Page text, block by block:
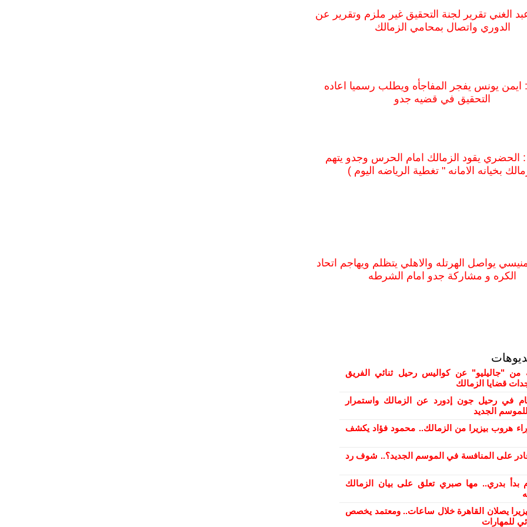
عبد الغني تقرير لجنة التحقيق غير ملزم وتقرير عن
الدوري واتصال بمحامي الزمالك
: ايمن يونس يفجر المفاجأه ويطلب رسميا اعاده
التحقيق في قضيه جدو
: الحضري يقود الزمالك امام الحرس وجدو يتهم
بخيانه الامانه " تغطية الرياضه اليوم )
يواصل الهرتله والاهلي يتظلم ويهاجم اتحاد
الكره و مشاركة جدو امام الشرطه
"جاليليو" عن كواليس رحيل ثنائي الفريق
قضايا الزمالك
في رحيل جون إدورد عن الزمالك واستمرار
الجديد
هروب بيزيرا من الزمالك.. محمود فؤاد يكشف
على المنافسة في الموسم الجديد؟.. شوف رد
بدأ بدري.. مها صبري تعلق على بيان الزمالك
يصلان القاهرة خلال ساعات.. ومعتمد يخصص
للمهارات